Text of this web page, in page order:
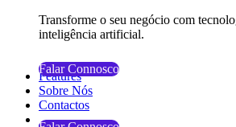
Transforme o seu negócio com
inteligência artificial.
Falar Connosco
Features
Sobre Nós
Contactos
Falar Connosco